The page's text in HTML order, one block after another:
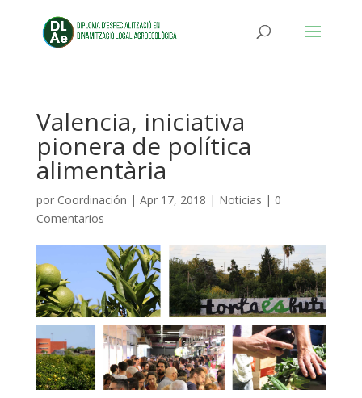
Valencia, iniciativa
pionera de política
alimentària
por Coordinación | Apr 17, 2018 | Noticias | 0
Comentarios